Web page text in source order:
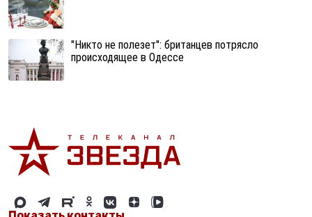
"Никто не полезет": британцев потрясло
происходящее в Одессе